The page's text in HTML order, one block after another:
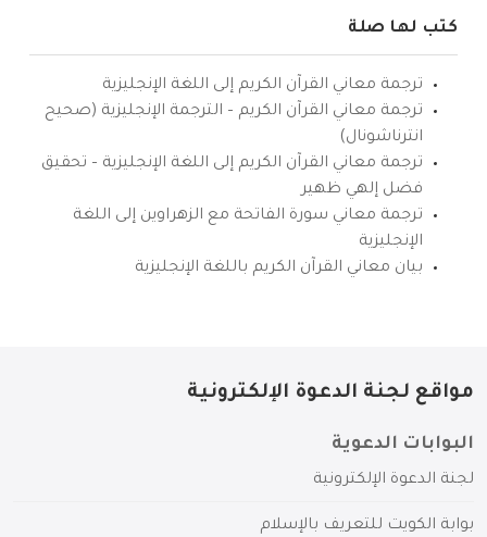
كتب لها صلة
ترجمة معاني القرآن الكريم إلى اللغة الإنجليزية
ترجمة معاني القرآن الكريم – الترجمة الإنجليزية (صحيح
انترناشونال)
ترجمة معاني القرآن الكريم إلى اللغة الإنجليزية – تحقيق
فضل إلهي ظهير
ترجمة معاني سورة الفاتحة مع الزهراوين إلى اللغة
الإنجليزية
بيان معاني القرآن الكريم باللغة الإنجليزية
مواقع لجنة الدعوة الإلكترونية
البوابات الدعوية
لجنة الدعوة الإلكترونية
بوابة الكويت للتعريف بالإسلام